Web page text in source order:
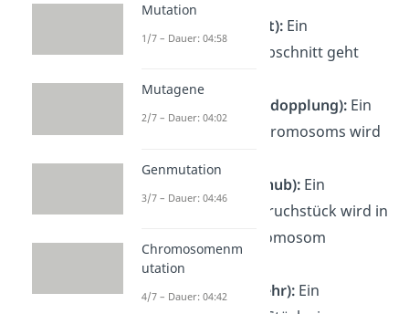
Deletion (Verlust): Ein
Chromosomenabschnitt geht
Duplikation (Verdopplung): Ein
Abschnitt des Chromosoms wird
Insertion (Einschub): Ein
Chromosomenbruchstück wird in
ein anderes Chromosom
eingeschoben.
Inversion (Umkehr): Ein
Mutation
1/7 – Dauer: 04:58
Mutagene
2/7 – Dauer: 04:02
Genmutation
3/7 – Dauer: 04:46
Chromosomenm
utation
4/7 – Dauer: 04:42